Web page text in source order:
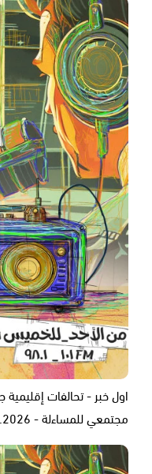
اول خبر - تحالفات
مجتمعي للمساءلة - 09.08.2026